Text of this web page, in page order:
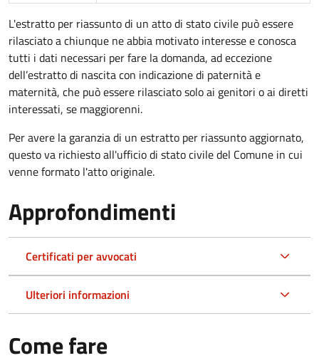
L'estratto per riassunto di un atto di stato civile può essere
rilasciato a chiunque ne abbia motivato interesse e conosca
tutti i dati necessari per fare la domanda, ad eccezione
dell’estratto di nascita con indicazione di paternità e
maternità, che può essere rilasciato solo ai genitori o ai diretti
interessati, se maggiorenni.
Per avere la garanzia di un estratto per riassunto aggiornato,
questo va richiesto all'ufficio di stato civile del Comune in cui
venne formato l'atto originale.
Approfondimenti
Certificati per avvocati
Ulteriori informazioni
Come fare